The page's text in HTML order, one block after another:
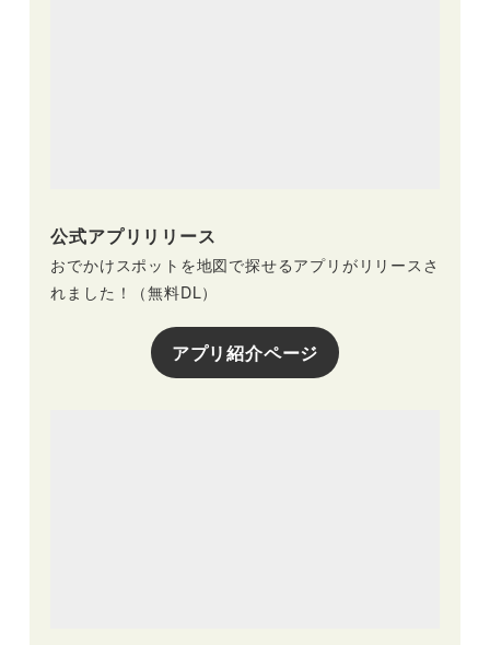
公式アプリリリース
おでかけスポットを地図で探せるアプリがリリースさ
れました！（無料DL）
アプリ紹介ページ